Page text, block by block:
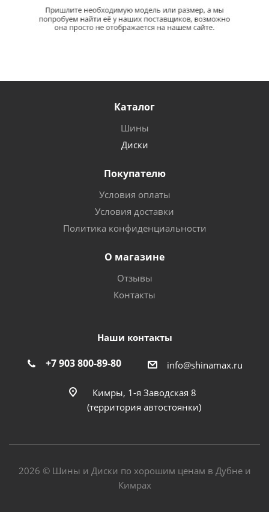
Каталог
Шины
Диски
Покупателю
Условия оплаты
Условия доставки
Политика конфиденциальности
О магазине
Отзывы
Контакты
Наши контакты
+7 903 800-89-80 info@shinamax.ru
Кимры, 1-я Заводская 8
(территория автостоянки)
2026 © Шины и Диски по хорошим ценам в Дубне и
Кимрах